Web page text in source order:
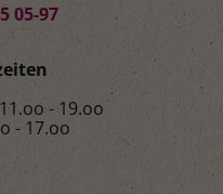
05-97
- 19.oo
- 17.oo